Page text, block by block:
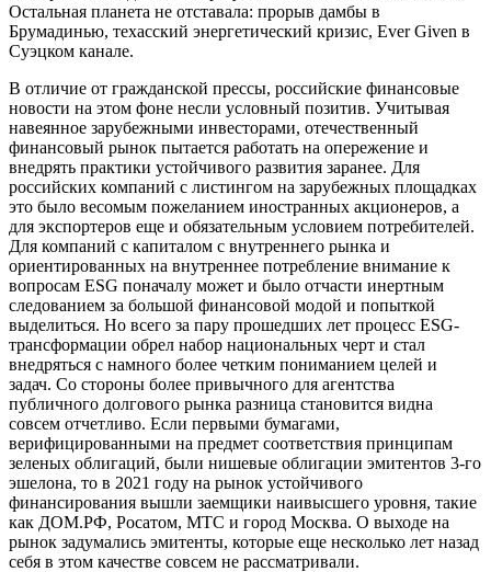
Остальная планета не отставала: прорыв дамбы в
Брумадинью, техасский энергетический кризис, Ever Given в
Суэцком канале.
В отличие от гражданской прессы, российские финансовые
новости на этом фоне несли условный позитив. Учитывая
навеянное зарубежными инвесторами, отечественный
финансовый рынок пытается работать на опережение и
внедрять практики устойчивого развития заранее. Для
российских компаний с листингом на зарубежных площадках
это было весомым пожеланием иностранных акционеров, а
для экспортеров еще и обязательным условием потребителей.
Для компаний с капиталом с внутреннего рынка и
ориентированных на внутреннее потребление внимание к
вопросам ESG поначалу может и было отчасти инертным
следованием за большой финансовой модой и попыткой
выделиться. Но всего за пару прошедших лет процесс ESG-
трансформации обрел набор национальных черт и стал
внедряться с намного более четким пониманием целей и
задач. Со стороны более привычного для агентства
публичного долгового рынка разница становится видна
совсем отчетливо. Если первыми бумагами,
верифицированными на предмет соответствия принципам
зеленых облигаций, были нишевые облигации эмитентов 3-го
эшелона, то в 2021 году на рынок устойчивого
финансирования вышли заемщики наивысшего уровня, такие
как ДОМ.РФ, Росатом, МТС и город Москва. О выходе на
рынок задумались эмитенты, которые еще несколько лет назад
себя в этом качестве совсем не рассматривали.